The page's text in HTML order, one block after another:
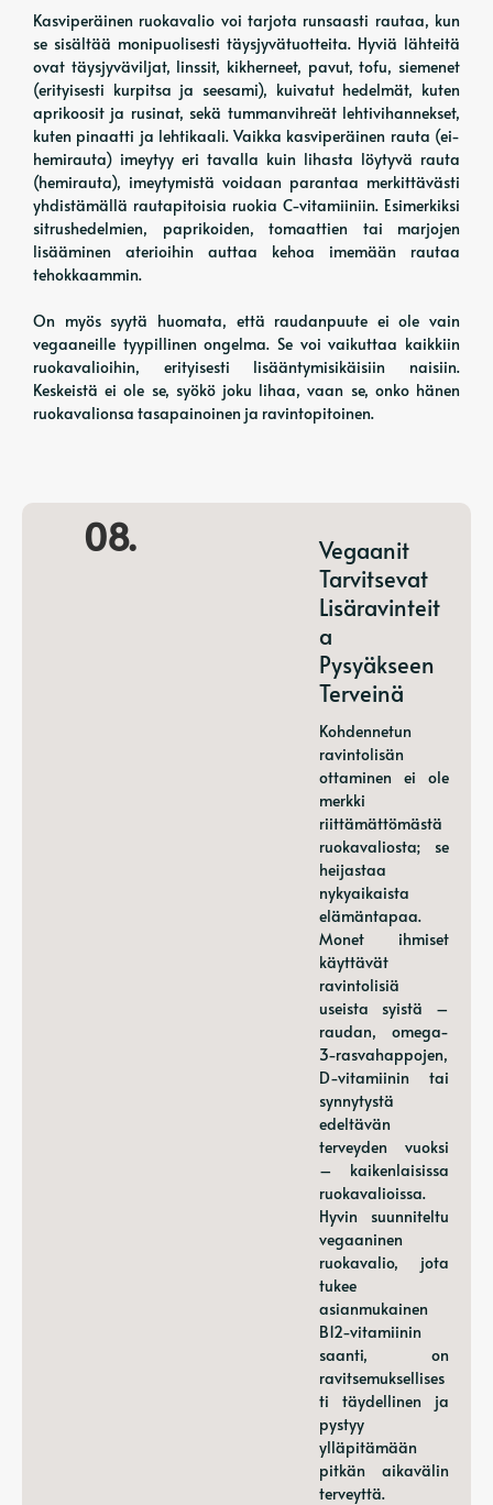
Kasviperäinen ruokavalio voi tarjota runsaasti rautaa, kun
se sisältää monipuolisesti täysjyvätuotteita. Hyviä lähteitä
ovat täysjyväviljat, linssit, kikherneet, pavut, tofu, siemenet
(erityisesti kurpitsa ja seesami), kuivatut hedelmät, kuten
aprikoosit ja rusinat, sekä tummanvihreät lehtivihannekset,
kuten pinaatti ja lehtikaali. Vaikka kasviperäinen rauta (ei-
hemirauta) imeytyy eri tavalla kuin lihasta löytyvä rauta
(hemirauta), imeytymistä voidaan parantaa merkittävästi
yhdistämällä rautapitoisia ruokia C-vitamiiniin. Esimerkiksi
sitrushedelmien, paprikoiden, tomaattien tai marjojen
lisääminen aterioihin auttaa kehoa imemään rautaa
tehokkaammin.
On myös syytä huomata, että raudanpuute ei ole vain
vegaaneille tyypillinen ongelma. Se voi vaikuttaa kaikkiin
ruokavalioihin, erityisesti lisääntymisikäisiin naisiin.
Keskeistä ei ole se, syökö joku lihaa, vaan se, onko hänen
ruokavalionsa tasapainoinen ja ravintopitoinen.
08.
Vegaanit
Tarvitsevat
Lisäravinteit
A
Pysyäkseen
Terveinä
Kohdennetun
ravintolisän
ottaminen ei ole
merkki
riittämättömästä
ruokavaliosta; se
heijastaa
nykyaikaista
elämäntapaa.
Monet ihmiset
käyttävät
ravintolisiä
useista syistä –
raudan, omega-
3-rasvahappojen,
D-vitamiinin tai
synnytystä
edeltävän
terveyden vuoksi
– kaikenlaisissa
ruokavalioissa.
Hyvin suunniteltu
vegaaninen
ruokavalio, jota
tukee
asianmukainen
B12-vitamiinin
saanti, on
ravitsemuksellises
ti täydellinen ja
pystyy
ylläpitämään
pitkän aikavälin
terveyttä.